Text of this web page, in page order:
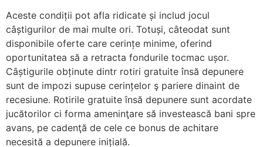
Aceste condiții pot afla ridicate și includ jocul
câștigurilor de mai multe ori. Totuși, câteodat sunt
disponibile oferte care cerințe minime, oferind
oportunitatea să a retracta fondurile tocmac ușor.
Câștigurile obținute dintr rotiri gratuite însă depunere
sunt de impozi supuse cerințelor ş pariere dinaint de
recesiune. Rotirile gratuite însă depunere sunt acordate
jucătorilor ci forma ameninţare să investească bani spre
avans, pe cadenţă de cele ce bonus de achitare
necesită a depunere inițială.